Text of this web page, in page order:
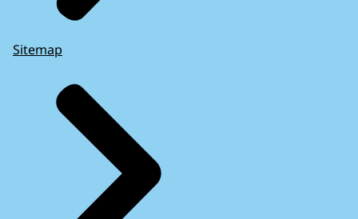
Sitemap